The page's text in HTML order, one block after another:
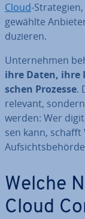
Cloud-
gewählte
du­zie­ren.
Un­ter­neh­men
ihre Daten,
schen Prozesse.
relevant,
werden: Wer
sen kann,
Welche
Cloud